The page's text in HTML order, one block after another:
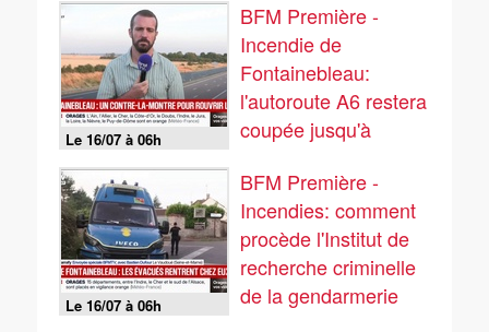
Le 16/07 à 06h
BFM Première -
Incendie de
Fontainebleau:
l'autoroute A6 restera
coupée jusqu'à
Le 16/07 à 06h
BFM Première -
Incendies: comment
procède l'Institut de
recherche criminelle
de la gendarmerie